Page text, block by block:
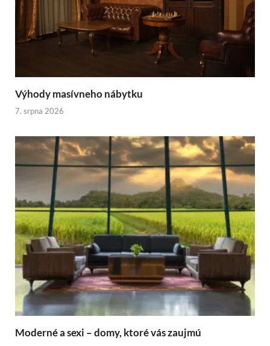
Výhody masívneho nábytku
7. srpna 2026
Moderné a sexi – domy, ktoré vás zaujmú